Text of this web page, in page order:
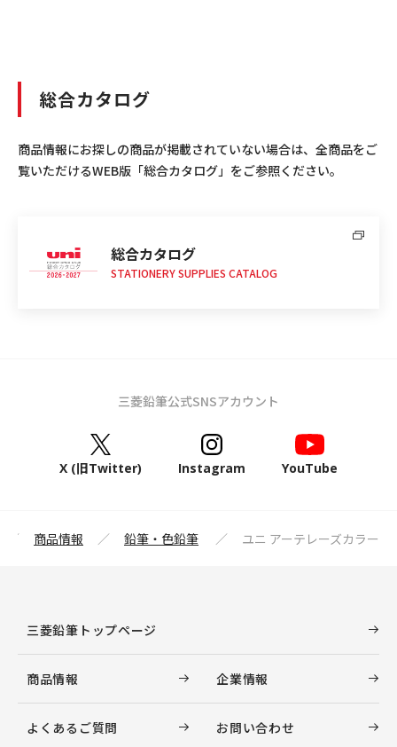
総合カタログ
商品情報にお探しの商品が掲載されていない場合は、全商品をご
覧いただけるWEB版「総合カタログ」をご参照ください。
総合カタログ
STATIONERY SUPPLIES CATALOG
三菱鉛筆公式SNSアカウント
X (旧Twitter) Instagram YouTube
商品情報 鉛筆・色鉛筆 ユニ アーテレーズカラー
三菱鉛筆トップページ
商品情報 企業情報
よくあるご質問 お問い合わせ